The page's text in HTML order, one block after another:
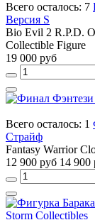
Всего осталось: 7
Версия S
Bio Evil 2 R.P.D.
Collectible Figure
19 000 руб
Всего осталось: 1
Страйф
Fantasy Warrior
12 900 руб 14 900